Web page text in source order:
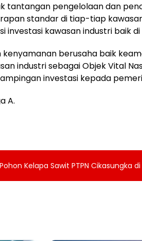
tantangan pengelolaan dan
standar di tiap-tiap
investasi kawasan industri baik
kenyamanan berusaha baik
industri sebagai Objek Vital
investasi kepada
A.
Kelapa Sawit PTPN Cikasungka